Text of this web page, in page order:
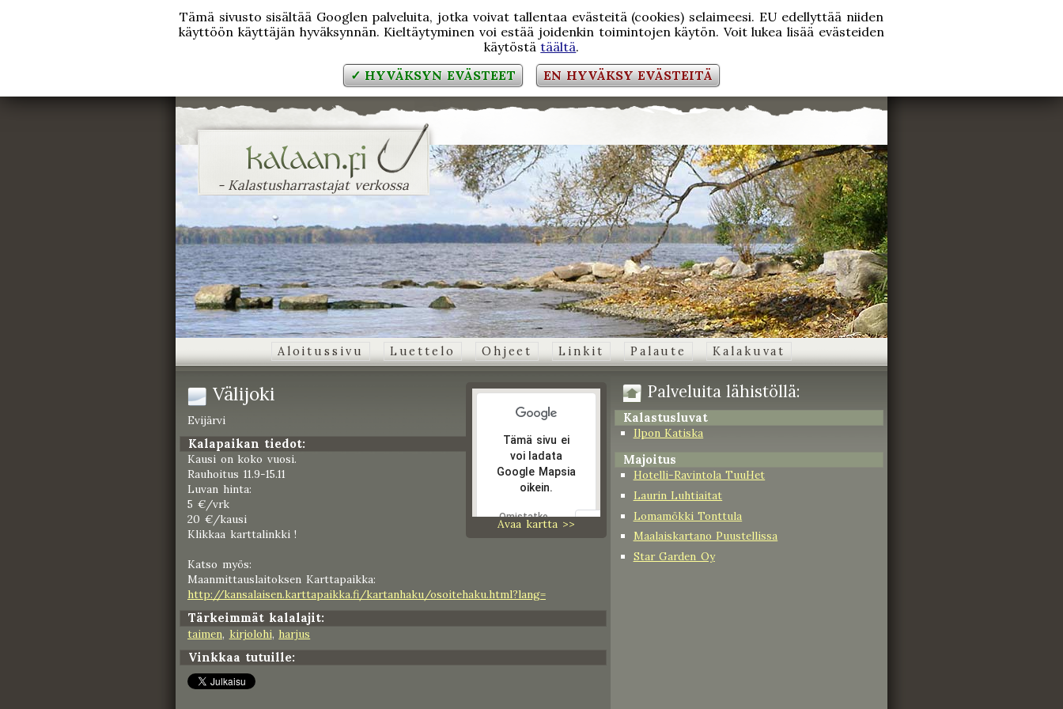
Tämä sivusto sisältää Googlen palveluita, jotka voivat tallentaa evästeitä (cookies) selaimeesi. EU edellyttää niiden
käyttöön käyttäjän hyväksynnän. Kieltäytyminen voi estää joidenkin toimintojen käytön. Voit lukea lisää evästeiden
käytöstätäältä.
✓ HYVÄKSYN EVÄSTEET
EN HYVÄKSY EVÄSTEITÄ
- Kalastusharrastajat verkossa
Aloitussivu Luettelo Ohjeet Linkit Palaute Kalakuvat
Tämä sivu ei
voi ladata
Google Mapsia
oikein.
Omistatko
tämän
Avaa kartta >>
Välijoki
Evijärvi
Kalapaikan tiedot:
Kausi on koko vuosi.
Rauhoitus 11.9-15.11
Luvan hinta:
5 €/vrk
20 €/kausi
Klikkaa karttalinkki !
Katso myös:
Maanmittauslaitoksen Karttapaikka:
http://kansalaisen.karttapaikka.fi/kartanhaku/osoitehaku.html?lang=
Tärkeimmät kalalajit:
taimen, kirjolohi, harjus
Vinkkaa tutuille:
Palveluita lähistöllä:
Kalastusluvat
Ilpon Katiska
Majoitus
Hotelli-Ravintola TuuHet
Laurin Luhtiaitat
Lomamökki Tonttula
Maalaiskartano Puustellissa
Star Garden Oy